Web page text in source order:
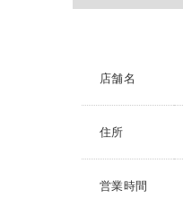
店舗名
住所
営業時間